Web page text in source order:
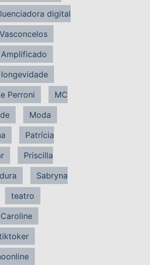
digital
longevidade
Perroni
MC
Moda
Patrícia
Priscilla
Sabryna
teatro